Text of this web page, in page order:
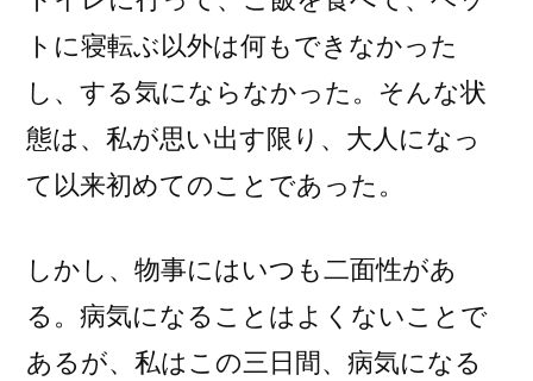
トに寝転ぶ以外は何もできなかった
し、する気にならなかった。そんな状
態は、私が思い出す限り、大人になっ
て以来初めてのことであった。
しかし、物事にはいつも二面性があ
る。病気になることはよくないことで
あるが、私はこの三日間、病気になる